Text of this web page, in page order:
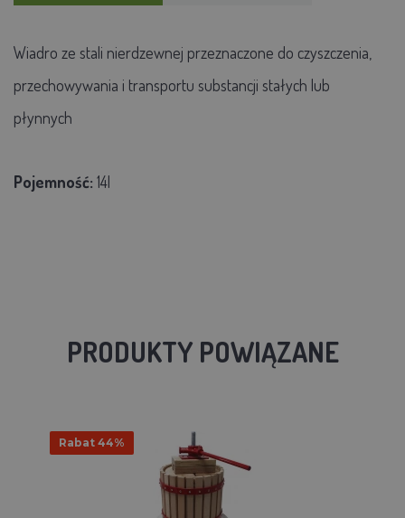
Wiadro ze stali nierdzewnej przeznaczone do czyszczenia,
przechowywania i transportu substancji stałych lub
płynnych
Pojemność: 14l
PRODUKTY POWIĄZANE
Rabat 44%